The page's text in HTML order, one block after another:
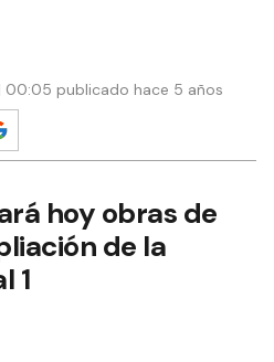
00:05 publicado hace 5 años
hoy obras de
de la
1